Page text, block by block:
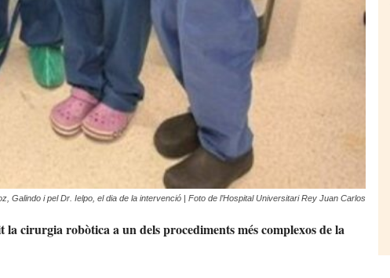
Galindo i pel Dr. Ielpo, el dia de la intervenció | Foto de l’Hospital Universitari Rey Juan Carlos
cirurgia robòtica a un dels procediments més complexos de la